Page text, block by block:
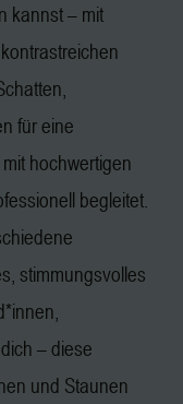
kannst – mit
für eine
hochwertigen
begleitet.
stimmungsvolles
– diese
und Staunen